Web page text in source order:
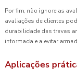
Por fim, não ignore as
avaliações de clientes
durabilidade das travas
informada e a evitar
Aplicações